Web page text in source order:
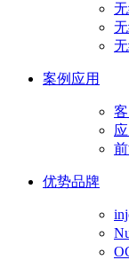
案例应用
优势品牌